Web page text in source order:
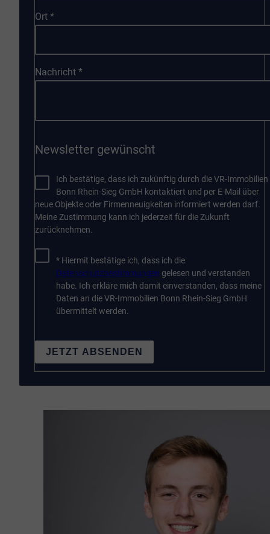
Ort*
Nachricht*
Newsletter gewünscht
Ich bestätige, dass ich zukünftig durch die VR-Immobilien
Bonn Rhein-Sieg GmbH kontaktiert und per E-Mail über
neue Objekte oder Firmenneuigkeiten informiert werden darf.
Meine Zustimmung kann ich jederzeit für die Zukunft
zurücknehmen.
* Hiermit bestätige ich, dass ich die
Datenschutzbestimmungen gelesen und verstanden
habe. Ich erkläre mich damit einverstanden, dass meine
Daten an die VR-Immobilien Bonn Rhein-Sieg GmbH
übermittelt werden.
JETZT ABSENDEN